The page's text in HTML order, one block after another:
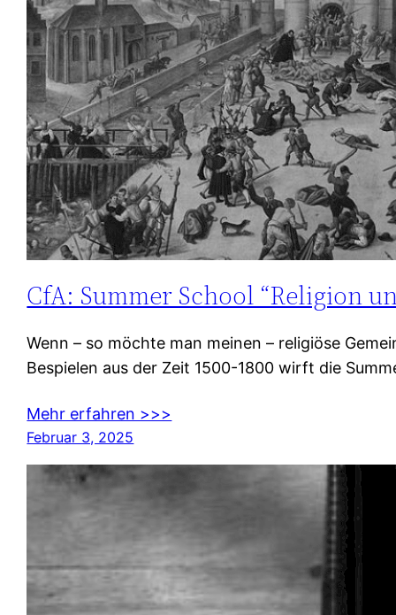
CfA: Summer School “Religion
Wenn – so möchte man meinen – religiöse
Bespielen aus der Zeit 1500-1800 wirft die
Mehr erfahren >>>
Februar 3, 2025